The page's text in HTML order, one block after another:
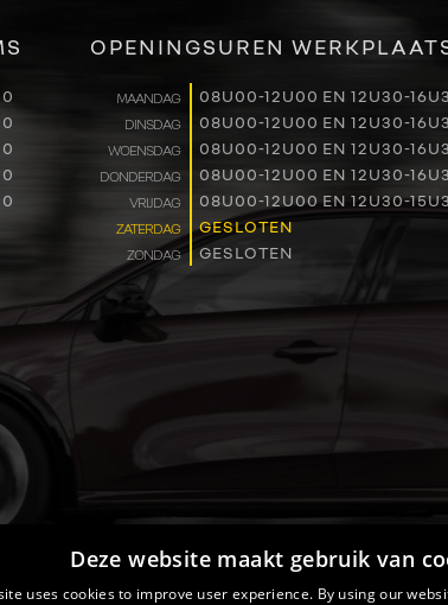
OVER ONS
WERKEN BIJ
CONTACT
OPENINGSUREN
MAANDAG 08U00-12U00 EN 12U30-
DINSDAG 08U00-12U00 EN 12U30-
WOENSDAG 08U00-12U00 EN 12U30-
DONDERDAG 08U00-12U00 EN 12U30-
VRIJDAG 08U00-12U00 EN 12U30-
ZATERDAG GESLOTEN
ZONDAG GESLOTEN
Deze website maakt gebruik van
uses cookies to improve user experience. By using our